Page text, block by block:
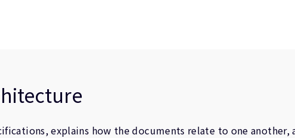
explains how the documents relate to one another,